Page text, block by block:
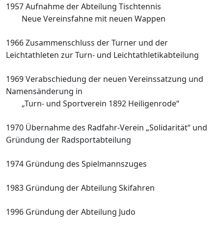
1957 Aufnahme der Abteilung Tischtennis
Neue Vereinsfahne mit neuen Wappen
1966 Zusammenschluss der Turner und der
Leichtathleten zur Turn- und Leichtathletikabteilung
1969 Verabschiedung der neuen Vereinssatzung und
Namensänderung in
„Turn- und Sportverein 1892 Heiligenrode“
1970 Übernahme des Radfahr-Verein „Solidarität“ und
Gründung der Radsportabteilung
1974 Gründung des Spielmannszuges
1983 Gründung der Abteilung Skifahren
1996 Gründung der Abteilung Judo